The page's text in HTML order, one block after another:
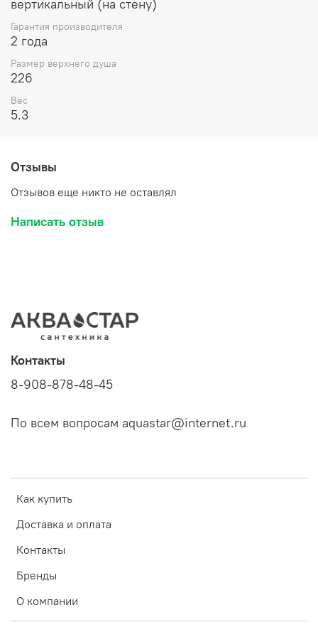
вертикальный (на стену)
Гарантия производителя
2 года
Размер верхнего душа
226
Вес
5.3
Отзывы
Отзывов еще никто не оставлял
Написать отзыв
Как купить
Доставка и оплата
Контакты
Бренды
О компании
Контакты
8-908-878-48-45
По всем вопросам aquastar@internet.ru